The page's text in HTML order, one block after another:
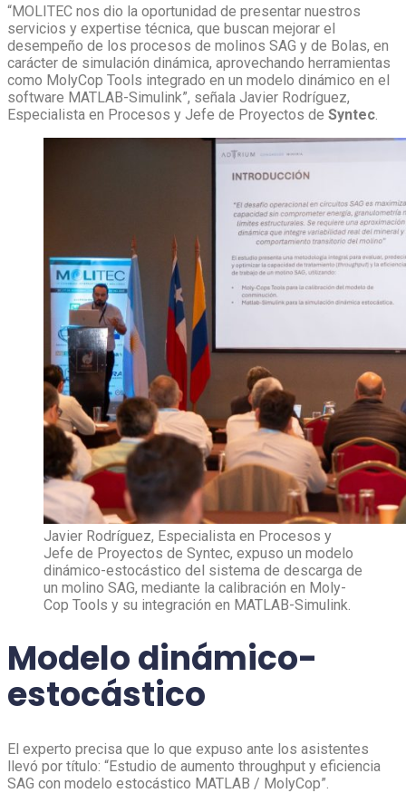
“MOLITEC nos dio la oportunidad de presentar nuestros
servicios y expertise técnica, que buscan mejorar el
desempeño de los procesos de molinos SAG y de Bolas, en
carácter de simulación dinámica, aprovechando herramientas
como MolyCop Tools integrado en un modelo dinámico en el
software MATLAB-Simulink”, señala Javier Rodríguez,
Especialista en Procesos y Jefe de Proyectos de Syntec.
Javier Rodríguez, Especialista en Procesos y
Jefe de Proyectos de Syntec, expuso un modelo
dinámico-estocástico del sistema de descarga de
un molino SAG, mediante la calibración en Moly-
Cop Tools y su integración en MATLAB-Simulink.
Modelo dinámico-
estocástico
El experto precisa que lo que expuso ante los asistentes
llevó por título: “Estudio de aumento throughput y eficiencia
SAG con modelo estocástico MATLAB / MolyCop”.